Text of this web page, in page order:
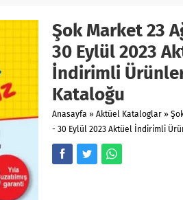
Şok Market 23
30 Eylül 2023
İndirimli
Kataloğu
Anasayfa » Aktüel Kataloglar »
- 30 Eylül 2023 Aktüel İndirimli